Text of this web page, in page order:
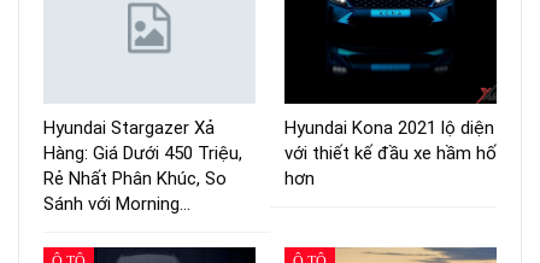
Hyundai Stargazer Xả
Hàng: Giá Dưới 450 Triệu,
Rẻ Nhất Phân Khúc, So
Sánh với Morning…
Hyundai Kona 2021 lộ diện
với thiết kế đầu xe hầm hố
hơn